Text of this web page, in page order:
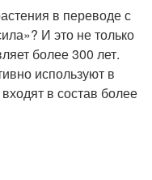
в переводе с
И это не только
более 300 лет.
используют в
в состав более